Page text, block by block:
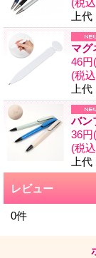
上代
マグ
46円
(税込
上代
バン
36円
(税込
上代
レビュー
0件